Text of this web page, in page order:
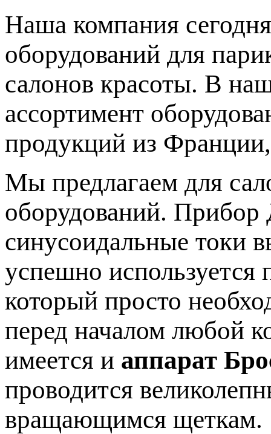
Наша компания
оборудований для
салонов красоты. В
ассортимент
продукций из
Мы предлагаем для
оборудований. Прибор
синусоидальные токи
успешно используется
который просто
перед началом любой
имеется и аппарат
проводится
вращающимся щеткам.